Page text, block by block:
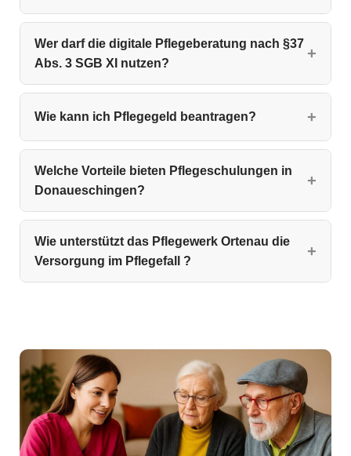
Wer darf die digitale Pflegeberatung nach §37
Abs. 3 SGB XI nutzen?
Wie kann ich Pflegegeld beantragen?
Welche Vorteile bieten Pflegeschulungen in
Donaueschingen?
Wie unterstützt das Pflegewerk Ortenau die
Versorgung im Pflegefall ?